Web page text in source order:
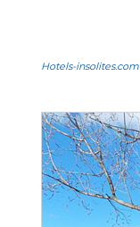
Hotels-insolites.com